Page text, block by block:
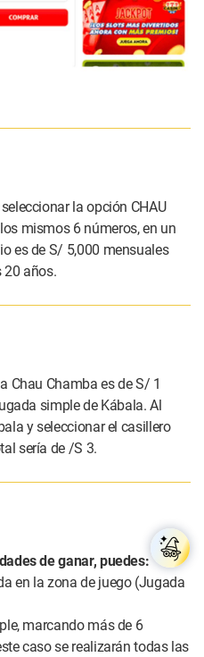
la opción CHAU
mismos 6 números, en un
es de S/ 5,000 mensuales
20 años.
Chau Chamba es de S/ 1
simple de Kábala. Al
y seleccionar el casillero
sería de /S 3.
de ganar, puedes:
en la zona de juego (Jugada
marcando más de 6
caso se realizarán todas las